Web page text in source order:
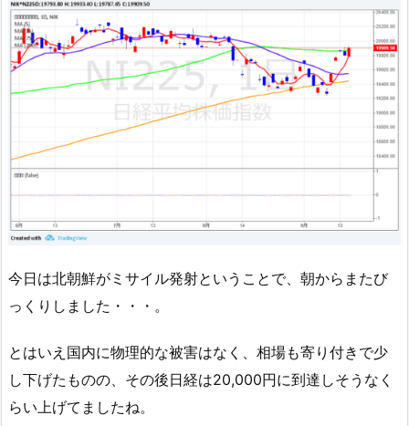
今日は北朝鮮がミサイル発射ということで、朝からまたび
っくりしました・・・。
とはいえ国内に物理的な被害はなく、相場も寄り付きで少
し下げたものの、その後日経は20,000円に到達しそうなく
らい上げてましたね。